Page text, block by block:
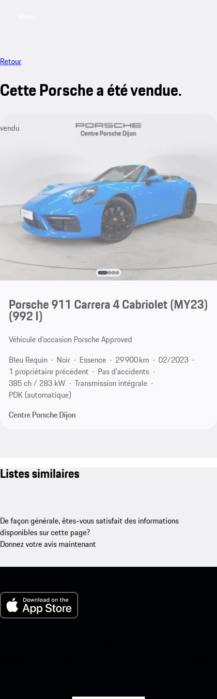
Retour
Cette Porsche a été vendue.
vendu
Porsche 911 Carrera 4 Cabriolet (MY23)
(992 I)
Véhicule d’occasion Porsche Approved
Bleu Requin
Noir Essence 29 900 km
02/2023
1 propriétaire précédent
Pas d'accidents
385 ch / 283 kW
Transmission intégrale
PDK (automatique)
Centre Porsche Dijon
Listes similaires
De façon générale, êtes-vous satisfait des informations
disponibles sur cette page?
Donnez votre avis maintenant